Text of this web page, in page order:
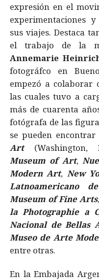
expresión en el
experimentaciones
sus viajes. Destaca
el trabajo de la
Annemarie
fotográfco en
empezó a colaborar
las cuales tuvo a
más de cuarenta
fotógrafa de las
se pueden encontrar
Art(Washington,
Museum of Art,
Modern Art, New
Latnoamericano
Museum of Fine Arts
la Photographie a
Nacional de Bellas
Museo de Arte
entre otras.
En la Embajada